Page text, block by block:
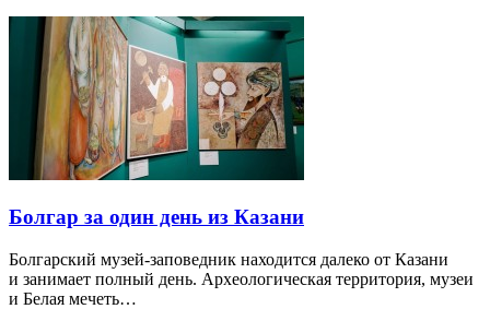
Болгар за один день из Казани
Болгарский музей-заповедник находится далеко от Казани
и занимает полный день. Археологическая территория, музеи
и Белая мечеть…